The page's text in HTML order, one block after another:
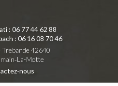
: 06 77 44 62 88
: 06 16 08 70 46
Trebande 42640
Motte
nous